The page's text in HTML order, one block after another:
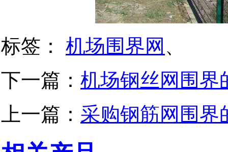
标签： 机场围界网 、
下一篇： 机场钢丝网围界
上一篇： 采购钢筋网围界